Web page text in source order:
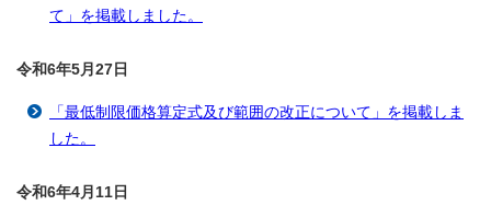
て」を掲載しました。
令和6年5月27 日
「最低制限価格算定式及び範囲の改正について」を掲載しま
した。
令和6年4月11 日